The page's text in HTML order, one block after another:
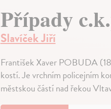
Případy
Slavíček Jiří
František Xaver POBUDA
kostí. Je vrchním policejním
městskou částí nad řekou